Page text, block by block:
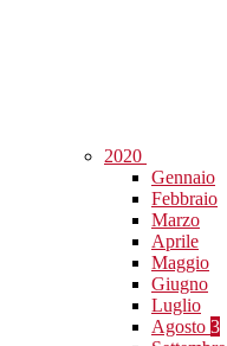
2020
Gennaio
Febbraio
Marzo
Aprile
Maggio
Giugno
Luglio
Agosto 3